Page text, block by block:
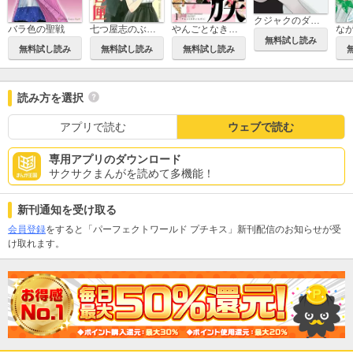
バラ色の聖戦
無料試し読み 無料試し読み 無料試し読み
無料試し読み
読み方を選択
アプリで読む ウェブで読む
専用アプリのダウンロード
サクサクまんがを読めて多機能！
新刊通知を受け取る
会員登録をすると「パーフェクトワールド プチキス」新刊配信のお知らせが受
け取れます。